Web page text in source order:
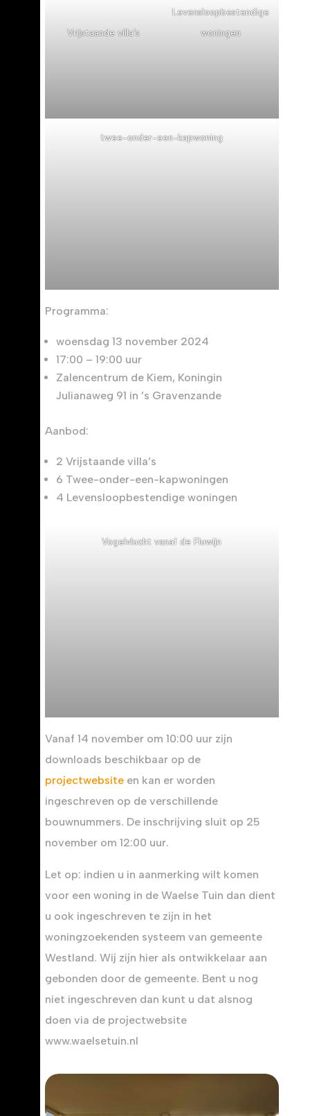
Vrijstaande villa’s
Levensloopbestendige
woningen
twee-onder-een-kapwoning
Programma:
woensdag 13 november 2024
17:00 – 19:00 uur
Zalencentrum de Kiem, Koningin
Julianaweg 91 in ’s Gravenzande
Aanbod:
2 Vrijstaande villa’s
6 Twee-onder-een-kapwoningen
4 Levensloopbestendige woningen
Vogelvlucht vanaf de Fluwijn
Vanaf 14 november om 10:00 uur zijn
downloads beschikbaar op de
projectwebsiteen kan er worden
ingeschreven op de verschillende
bouwnummers. De inschrijving sluit op 25
november om 12:00 uur.
Let op: indien u in aanmerking wilt komen
voor een woning in de Waelse Tuin dan dient
u ook ingeschreven te zijn in het
woningzoekenden systeem van gemeente
Westland. Wij zijn hier als ontwikkelaar aan
gebonden door de gemeente. Bent u nog
niet ingeschreven dan kunt u dat alsnog
doen via de projectwebsite
www.waelsetuin.nl